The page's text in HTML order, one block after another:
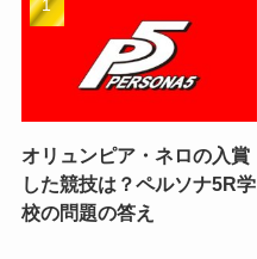
オリュンピア・ネロの入賞
した競技は？ペルソナ5R学
校の問題の答え